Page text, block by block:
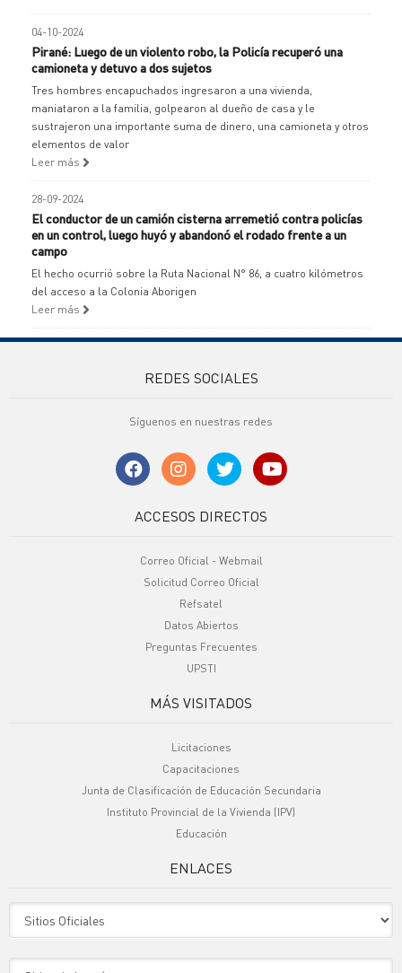
04-10-2024
Pirané: Luego de un violento robo, la Policía recuperó una
camioneta y detuvo a dos sujetos
Tres hombres encapuchados ingresaron a una vivienda,
maniataron a la familia, golpearon al dueño de casa y le
sustrajeron una importante suma de dinero, una camioneta y otros
elementos de valor
Leer más
28-09-2024
El conductor de un camión cisterna arremetió contra policías
en un control, luego huyó y abandonó el rodado frente a un
campo
El hecho ocurrió sobre la Ruta Nacional N° 86, a cuatro kilómetros
del acceso a la Colonia Aborigen
Leer más
REDES SOCIALES
Síguenos en nuestras redes
ACCESOS DIRECTOS
Correo Oficial - Webmail
Solicitud Correo Oficial
Refsatel
Datos Abiertos
Preguntas Frecuentes
UPSTI
MÁS VISITADOS
Licitaciones
Capacitaciones
Junta de Clasificación de Educación Secundaria
Instituto Provincial de la Vivienda (IPV)
Educación
ENLACES